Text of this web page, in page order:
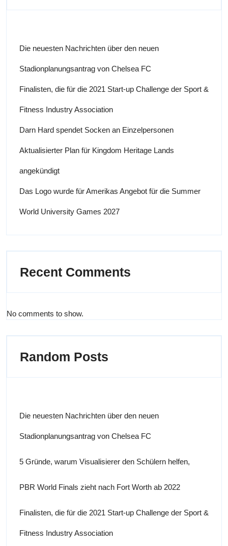
Die neuesten Nachrichten über den neuen
Stadionplanungsantrag von Chelsea FC
Finalisten, die für die 2021 Start-up Challenge der Sport &
Fitness Industry Association
Darn Hard spendet Socken an Einzelpersonen
Aktualisierter Plan für Kingdom Heritage Lands
angekündigt
Das Logo wurde für Amerikas Angebot für die Summer
World University Games 2027
Recent Comments
No comments to show.
Random Posts
Die neuesten Nachrichten über den neuen
Stadionplanungsantrag von Chelsea FC
5 Gründe, warum Visualisierer den Schülern helfen,
PBR World Finals zieht nach Fort Worth ab 2022
Finalisten, die für die 2021 Start-up Challenge der Sport &
Fitness Industry Association